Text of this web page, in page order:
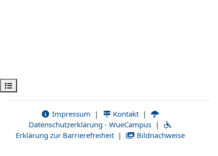
Kursindex öffnen
Impressum | Kontakt |
Datenschutzerklärung - WueCampus |
Erklärung zur Barrierefreiheit | Bildnachweise